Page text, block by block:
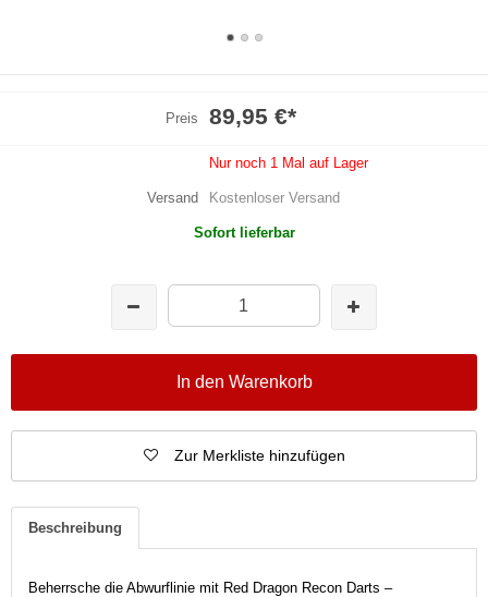
Preis 89,95 €*
Nur noch 1 Mal auf Lager
Versand Kostenloser Versand
Sofort lieferbar
In den Warenkorb
Zur Merkliste hinzufügen
Beschreibung
Beherrsche die Abwurflinie mit Red Dragon Recon Darts –